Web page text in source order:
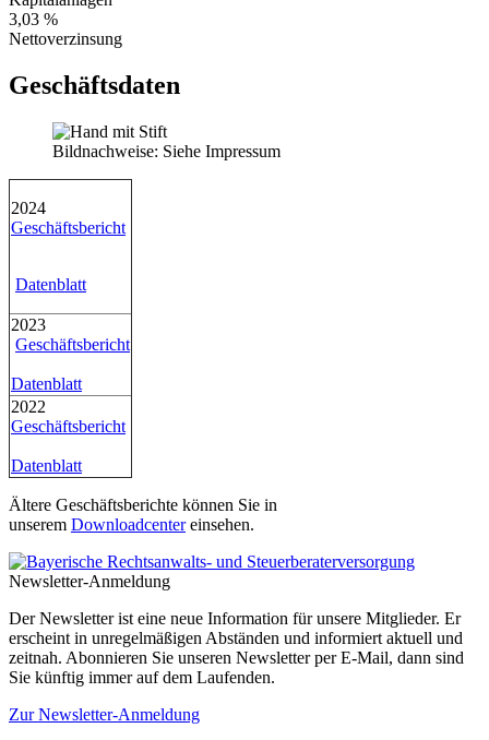
3,03 %
Nettoverzinsung
Geschäftsdaten
Bildnachweise: Siehe Impressum
2024
Geschäftsbericht
Datenblatt
2023
Geschäftsbericht
Datenblatt
2022
Geschäftsbericht
Datenblatt
Ältere Geschäftsberichte können Sie in
unserem Downloadcentereinsehen.
Newsletter-Anmeldung
Der Newsletter ist eine neue Information für unsere Mitglieder. Er
erscheint in unregelmäßigen Abständen und informiert aktuell und
zeitnah. Abonnieren Sie unseren Newsletter per E-Mail, dann sind
Sie künftig immer auf dem Laufenden.
Zur Newsletter-Anmeldung